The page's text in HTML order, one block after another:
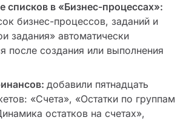
списков в «Бизнес-процессах»:
бизнес-процессов, заданий и
задания» автоматически
после создания или выполнения
добавили пятнадцать
«Счета», «Остатки по группам
остатков на счетах»,